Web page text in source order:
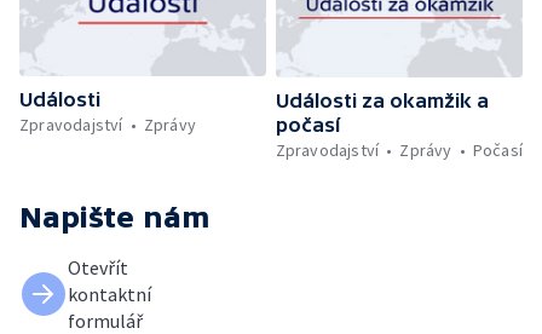
Události
Zpravodajství
Zprávy
Události za okamžik a
počasí
Zpravodajství
Zprávy Počasí
Napište nám
Otevřít
kontaktní
formulář